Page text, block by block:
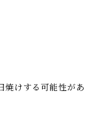
焼けする可能性があ